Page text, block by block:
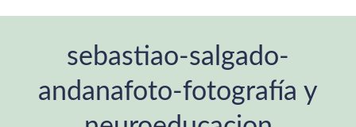
sebastiao-salgado-
andanafoto-fotografía y